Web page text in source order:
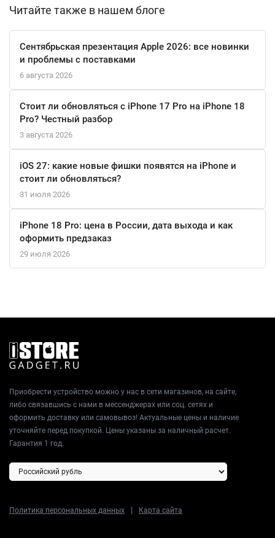
поддерживает все современные форматы аудио и видео,
медиаплеером. Емкость аккумулятора в 4000 мАч
обеспечивает длительное время работы без подзарядки, а
возможность быстрой зарядки позволяет быстро
восстановить энергию устройства.
Samsung Galaxy S25 – это не просто смартфон, а мощный
инструмент для работы и развлечений, который станет вашим
незаменимым спутником в повседневной жизни.
Читайте также в нашем блоге
Сентябрьская презентация Apple 2026: все новинки
и проблемы с поставками
6 августа 2026
Стоит ли обновляться с iPhone 17 Pro на iPhone 18
Pro? Честный разбор
3 августа 2026
iOS 27: какие новые фишки появятся на iPhone и
стоит ли обновляться?
31 июля 2026
iPhone 18 Pro: цена в России, дата выхода и как
оформить предзаказ
29 июля 2026
Приобрести устройство можно у нас в сети магазинов, на сайте,
либо связавшись с нами в мессенджерах или соц. сетях и
оформить доставку или самовывоз! Актуальные цены и наличие
уточняйте перед покупкой. Цены указаны за наличный расчет.
Гарантия 1 год.
Политика персональных данных | Карта сайта